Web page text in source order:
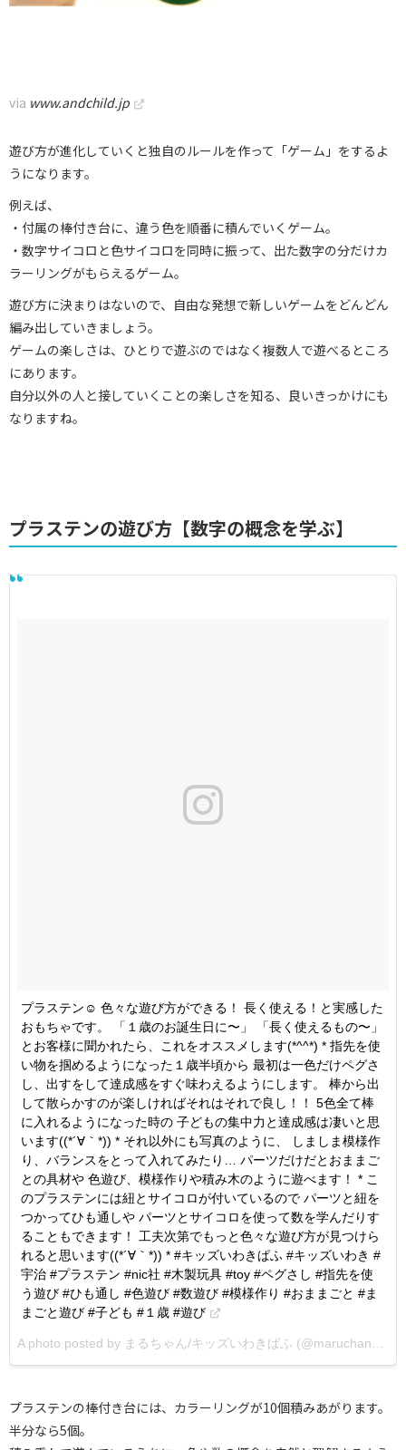
via www.andchild.jp
遊び方が進化していくと独自のルールを作って「ゲーム」をするよ
うになります。
例えば、
・付属の棒付き台に、違う色を順番に積んでいくゲーム。
・数字サイコロと色サイコロを同時に振って、出た数字の分だけカ
ラーリングがもらえるゲーム。
遊び方に決まりはないので、自由な発想で新しいゲームをどんどん
編み出していきましょう。
ゲームの楽しさは、ひとりで遊ぶのではなく複数人で遊べるところ
にあります。
自分以外の人と接していくことの楽しさを知る、良いきっかけにも
なりますね。
プラステンの遊び方【数字の概念を学ぶ】
プラステン☺︎ 色々な遊び方ができる！ 長く使える！と実感した
おもちゃです。 「１歳のお誕生日に〜」 「長く使えるもの〜」
とお客様に聞かれたら、これをオススメします(*^^*) * 指先を使
い物を掴めるようになった１歳半頃から 最初は一色だけペグさ
し、出すをして達成感をすぐ味わえるようにします。 棒から出
して散らかすのが楽しければそれはそれで良し！！ 5色全て棒
に入れるようになった時の 子どもの集中力と達成感は凄いと思
います((*´∀｀*)) * それ以外にも写真のように、 しましま模様作
り、バランスをとって入れてみたり… パーツだけだとおままご
との具材や 色遊び、模様作りや積み木のように遊べます！ * こ
のプラステンには紐とサイコロが付いているので パーツと紐を
つかってひも通しや パーツとサイコロを使って数を学んだりす
ることもできます！ 工夫次第でもっと色々な遊び方が見つけら
れると思います((*´∀｀*)) * #キッズいわきぱふ #キッズいわき #
宇治 #プラステン #nic社 #木製玩具 #toy #ペグさし #指先を使
う遊び #ひも通し #色遊び #数遊び #模様作り #おままごと #ま
まごと遊び #子ども #１歳 #遊び
プラステンの棒付き台には、カラーリングが10個積みあがります。
半分なら5個。